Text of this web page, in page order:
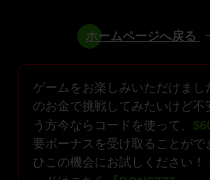
ホームページへ戻る
ゲームをお楽しみいただけまし
のお金で挑戦してみたいけど不
う方今ならコードを使って、
要ボーナスを受け取ることがで
ひこの機会にお試しください！